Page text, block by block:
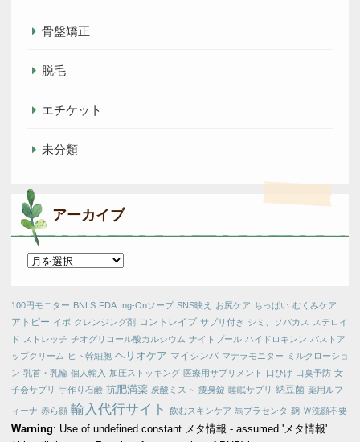
骨盤矯正
脱毛
エチケット
未分類
アーカイブ
ア
イ
ブ
100円モニター BNLS FDA Ing-Onソープ SNS映え お尻ケア ちっぱい むくみケア
アトピー イボ クレンジング剤 コントレイブ サプリ付き シミ、ソバカス ステロイ
ド ストレッチ チオグリコール酸カルシウム ナイトプール ハイドロキンン バストア
ップクリーム ヒト幹細胞 ヘリオケア マイシンバ マナラモニター
ミルクローショ
ン 乳首・乳輪 個人輸入 加圧ストッキング 医療用サプリメント 口ひげ 口臭予防 女
子会サプリ 手作り石鹸 抗肥満薬 炭酸ミスト 痩身錠 睡眠サプリ 納豆菌 薬用ルフ
ィーナ 赤ら顔 輸入代行サイト 飲むスキンケア 馬プラセンタ 麹 Ｗ洗顔不要
Warning: Use of undefined constant メタ情報 - assumed 'メタ情報'